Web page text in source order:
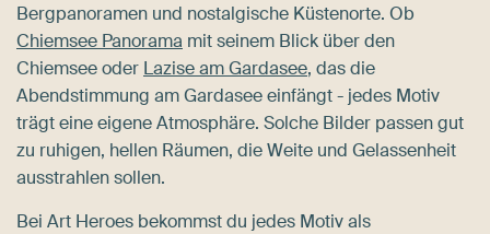
Bergpanoramen und nostalgische Küstenorte. Ob
Chiemsee Panorama mit seinem Blick über den
Chiemsee oder Lazise am Gardasee, das die
Abendstimmung am Gardasee einfängt - jedes Motiv
trägt eine eigene Atmosphäre. Solche Bilder passen gut
zu ruhigen, hellen Räumen, die Weite und Gelassenheit
ausstrahlen sollen.
Bei Art Heroes bekommst du jedes Motiv als